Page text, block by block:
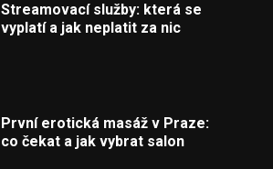
Streamovací služby: která se
vyplatí a jak neplatit za nic
První erotická masáž v Praze:
co čekat a jak vybrat salon